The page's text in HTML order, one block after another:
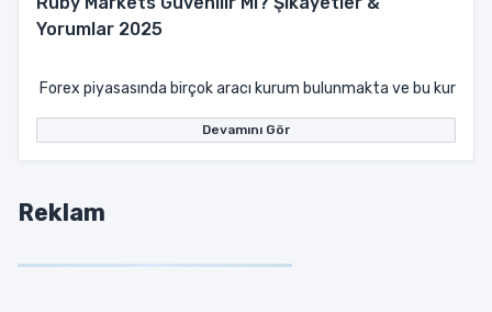
Yorumlar 2025
Forex piyasasında birçok aracı kurum bulunmakta ve bu
Devamını Gör
Reklam